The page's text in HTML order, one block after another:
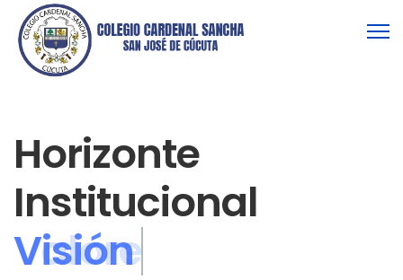
Horizonte
Institucional
Valores